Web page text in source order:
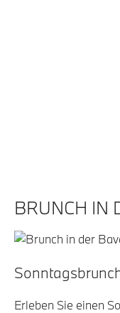
BRUNCH IN
Erleben Sie einen